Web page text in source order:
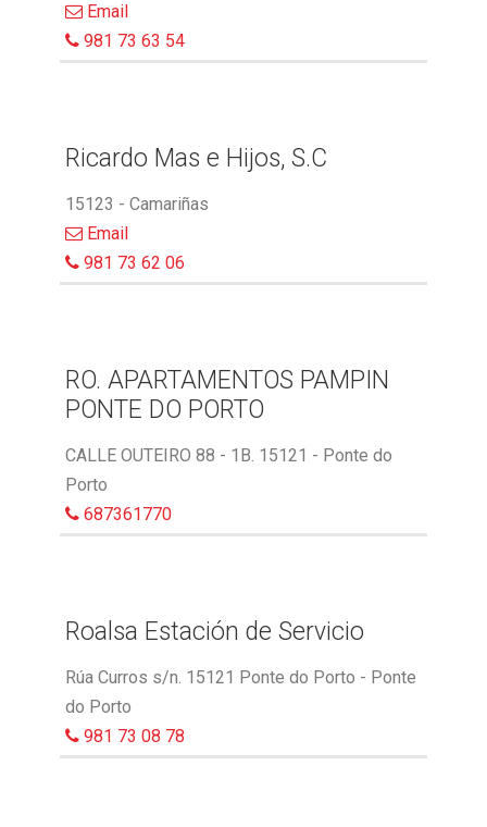
Email
981 73 63 54
Ricardo Mas e Hijos, S.C
15123 - Camariñas
Email
981 73 62 06
RO. APARTAMENTOS PAMPIN
PONTE DO PORTO
CALLE OUTEIRO 88 - 1B. 15121 - Ponte do
Porto
687361770
Roalsa Estación de Servicio
Rúa Curros s/n. 15121 Ponte do Porto - Ponte
do Porto
981 73 08 78